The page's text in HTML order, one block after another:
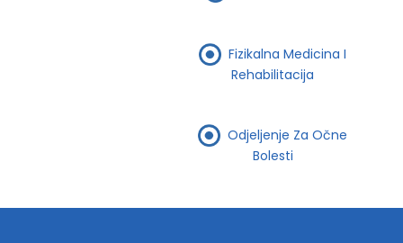
Fizikalna Medicina I
Rehabilitacija
Odjeljenje Za Očne
Bolesti